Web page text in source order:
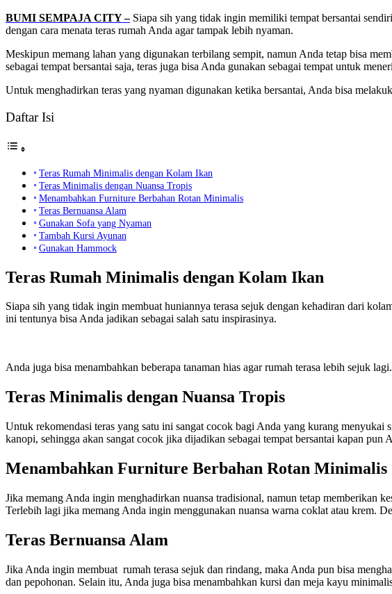
BUMI SEMPAJA CITY – Siapa sih yang tidak ingin memiliki tempat bersantai
dengan cara menata teras rumah Anda agar tampak lebih nyaman.
Meskipun memang lahan yang digunakan terbilang sempit, namun Anda tetap bisa
sebagai tempat bersantai saja, teras juga bisa Anda gunakan sebagai tempat untuk
Untuk menghadirkan teras yang nyaman digunakan ketika bersantai, Anda bisa
Daftar Isi
Teras Rumah Minimalis dengan Kolam Ikan
Teras Minimalis dengan Nuansa Tropis
Menambahkan Furniture Berbahan Rotan Minimalis
Teras Bernuansa Alam
Gunakan Sofa yang Nyaman
Tambah Kursi Ayunan
Gunakan Hammock
Teras Rumah Minimalis dengan Kolam Ikan
Siapa sih yang tidak ingin membuat huniannya terasa sejuk dengan kehadiran dari
ini tentunya bisa Anda jadikan sebagai salah satu inspirasinya.
Anda juga bisa menambahkan beberapa tanaman hias agar rumah terasa lebih sejuk
Teras Minimalis dengan Nuansa Tropis
Untuk rekomendasi teras yang satu ini sangat cocok bagi Anda yang kurang
kanopi, sehingga akan sangat cocok jika dijadikan sebagai tempat bersantai kapan
Menambahkan Furniture Berbahan Rotan Minimalis
Jika memang Anda ingin menghadirkan nuansa tradisional, namun tetap memberikan
Terlebih lagi jika memang Anda ingin menggunakan nuansa warna coklat atau krem.
Teras Bernuansa Alam
Jika Anda ingin membuat rumah terasa sejuk dan rindang, maka Anda pun bisa
dan pepohonan. Selain itu, Anda juga bisa menambahkan kursi dan meja kayu